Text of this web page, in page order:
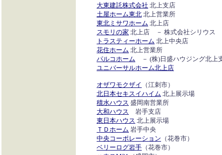
大東建託株式会社 北上支店
土屋ホーム東北 北上営業所
東北ミサワホーム 北上店
スモリの家 北上店 － 株式会社シリウス
トラスティーホーム 北上中央店
花住ホーム 北上営業所
パルコホーム － (株)日盛ハウジング北上
ユニバーサルホーム北上店
オザワモクザイ
（江刺市）
北日本セキスイハイム 北上展示場
積水ハウス 盛岡南営業所
大和ハウス 岩手支店
東日本ハウス 北上展示場
ＴＤホーム 岩手中央
中央コーポレーション （花巻市）
ベリーログ岩手 （花巻市）